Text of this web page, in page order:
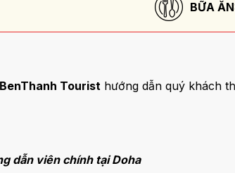
BỮA
Tourist hướng dẫn quý khách
dẫn viên chính tại Doha